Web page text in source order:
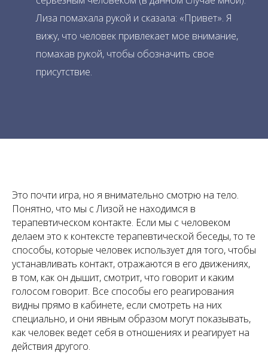
Лиза помахала рукой и сказала: «Привет». Я
вижу, что человек привлекает мое внимание,
помахав рукой, чтобы обозначить свое
присутствие.
Это почти игра, но я внимательно смотрю на тело.
Понятно, что мы с Лизой не находимся в
терапевтическом контакте. Если мы с человеком
делаем это к контексте терапевтической беседы, то те
способы, которые человек использует для того, чтобы
устанавливать контакт, отражаются в его движениях,
в том, как он дышит, смотрит, что говорит и каким
голосом говорит. Все способы его реагирования
видны прямо в кабинете, если смотреть на них
специально, и они явным образом могут показывать,
как человек ведет себя в отношениях и реагирует на
действия другого.